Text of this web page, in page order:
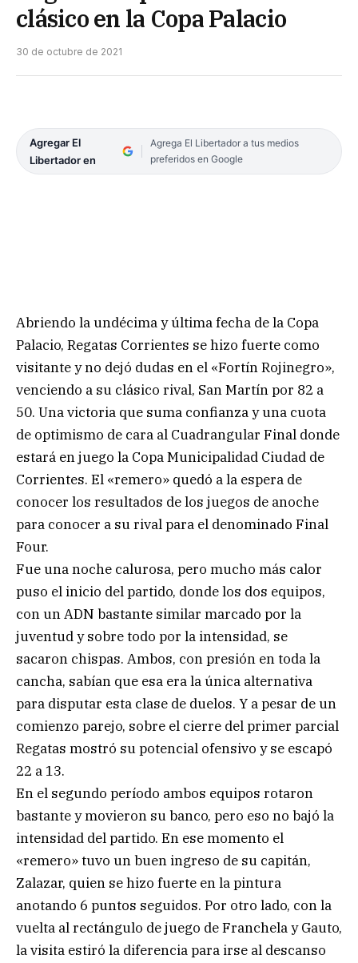
clásico en la Copa Palacio
30 de octubre de 2021
Agregar El
Libertador en
Agrega El Libertador a tus medios
preferidos en Google
Abriendo la undécima y última fecha de la Copa
Palacio, Regatas Corrientes se hizo fuerte como
visitante y no dejó dudas en el «Fortín Rojinegro»,
venciendo a su clásico rival, San Martín por 82 a
50. Una victoria que suma confianza y una cuota
de optimismo de cara al Cuadrangular Final donde
estará en juego la Copa Municipalidad Ciudad de
Corrientes. El «remero» quedó a la espera de
conocer los resultados de los juegos de anoche
para conocer a su rival para el denominado Final
Four.
Fue una noche calurosa, pero mucho más calor
puso el inicio del partido, donde los dos equipos,
con un ADN bastante similar marcado por la
juventud y sobre todo por la intensidad, se
sacaron chispas. Ambos, con presión en toda la
cancha, sabían que esa era la única alternativa
para disputar esta clase de duelos. Y a pesar de un
comienzo parejo, sobre el cierre del primer parcial
Regatas mostró su potencial ofensivo y se escapó
22 a 13.
En el segundo período ambos equipos rotaron
bastante y movieron su banco, pero eso no bajó la
intensidad del partido. En ese momento el
«remero» tuvo un buen ingreso de su capitán,
Zalazar, quien se hizo fuerte en la pintura
anotando 6 puntos seguidos. Por otro lado, con la
vuelta al rectángulo de juego de Franchela y Gauto,
la visita estiró la diferencia para irse al descanso